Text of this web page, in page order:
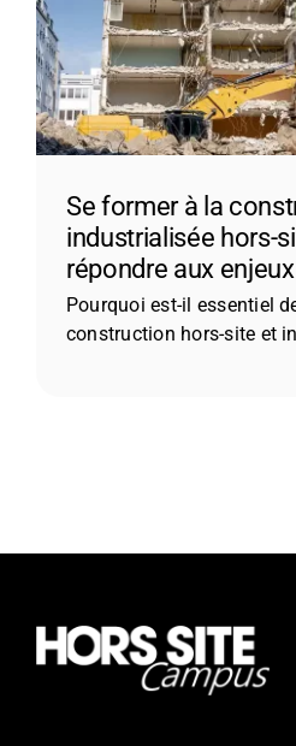
Se former à la
industrialisée hors-
répondre aux
Pourquoi est-il essentiel
construction hors-site et